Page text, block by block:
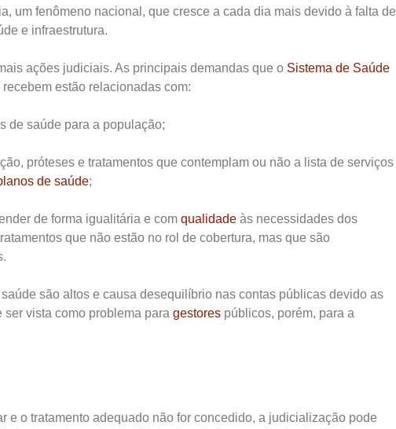
um fenômeno nacional, que cresce a cada dia mais devido à falta de
e infraestrutura.
ações judiciais. As principais demandas que o Sistema de Saúde
estão relacionadas com:
de saúde para a população;
próteses e tratamentos que contemplam ou não a lista de serviços
de saúde;
de forma igualitária e com qualidade às necessidades dos
que não estão no rol de cobertura, mas que são
são altos e causa desequilíbrio nas contas públicas devido as
vista como problema para gestores públicos, porém, para a
e o tratamento adequado não for concedido, a judicialização pode